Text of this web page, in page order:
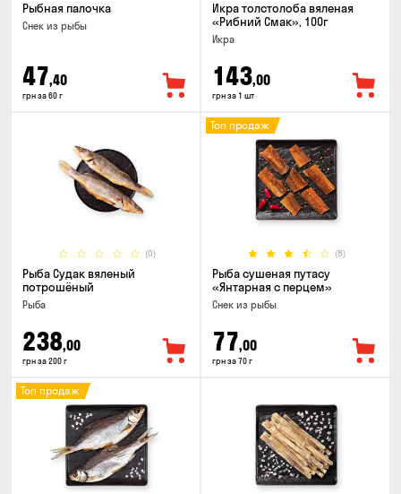
Рыбная палочка
Снек из рыбы
47,40
грн за 60 г
Икра толстолоба вяленая
«Рибний Смак», 100г
Икра
143,00
грн за 1 шт
(0)
Рыба Судак вяленый
потрошёный
Рыба
238,00
грн за 200 г
(8)
Топ продаж
Рыба сушеная путасу
«Янтарная с перцем»
Снек из рыбы
77,00
грн за 70 г
Топ продаж